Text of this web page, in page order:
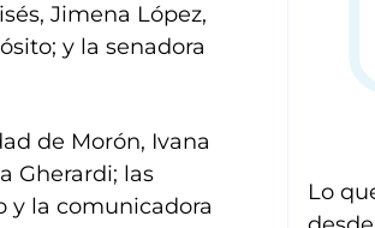
Jimena López,
y la senadora
de Morón, Ivana
Gherardi; las
y la comunicadora
Lo